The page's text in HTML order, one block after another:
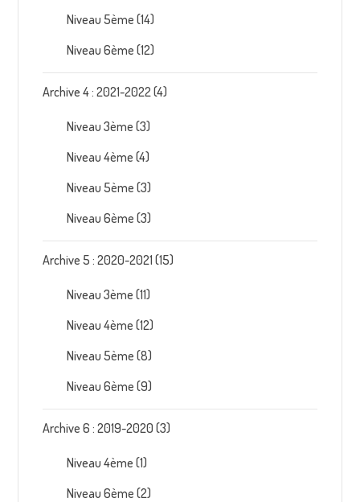
Niveau 5ème (14)
Niveau 6ème (12)
Archive 4 : 2021-2022 (4)
Niveau 3ème (3)
Niveau 4ème (4)
Niveau 5ème (3)
Niveau 6ème (3)
Archive 5 : 2020-2021 (15)
Niveau 3ème (11)
Niveau 4ème (12)
Niveau 5ème (8)
Niveau 6ème (9)
Archive 6 : 2019-2020 (3)
Niveau 4ème (1)
Niveau 6ème (2)